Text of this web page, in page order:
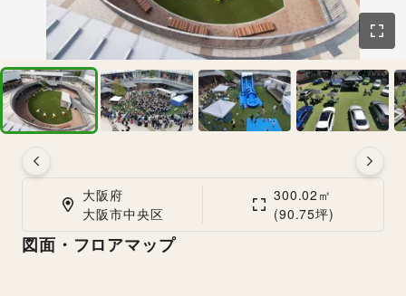
大阪府
大阪市中央区
300.02㎡
(90.75坪)
図面・フロアマップ